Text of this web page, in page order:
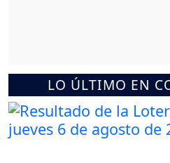
LO ÚLTIMO EN